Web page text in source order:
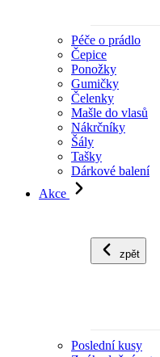
Péče o prádlo
Čepice
Ponožky
Gumičky
Čelenky
Mašle do vlasů
Nákrčníky
Šály
Tašky
Dárkové balení
Akce
zpět
Poslední kusy